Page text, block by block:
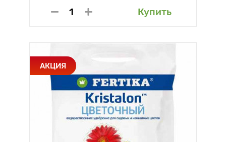
Купить
АКЦИЯ